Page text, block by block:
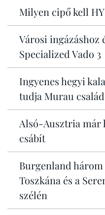
Milyen cipő kell
Városi ingázáshoz
Specialized Vado 3
Ingyenes hegyi
tudja Murau
Alsó-Ausztria már
csábít
Burgenland három
Toszkána és a
szélén